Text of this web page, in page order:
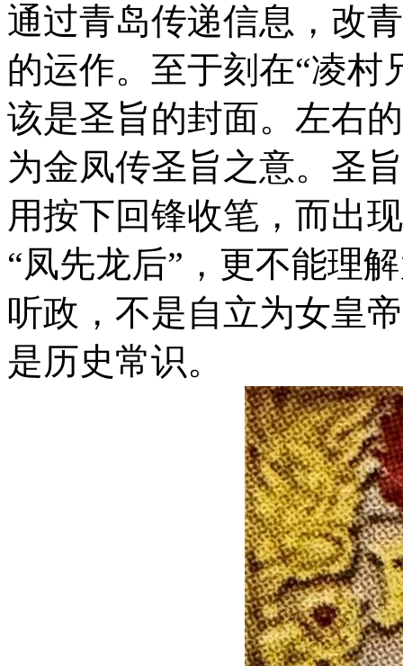
通过青岛传递信息，改
的运作。至于刻在“凌村
该是圣旨的封面。左右
为金凤传圣旨之意。圣
用按下回锋收笔，而出
“凤先龙后”，更不能理
听政，不是自立为女皇
是历史常识。